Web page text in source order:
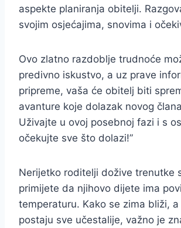
aspekte planiranja obitelji.
svojim osjećajima, snovima i
Ovo zlatno razdoblje trudnoće
predivno iskustvo, a uz prave
pripreme, vaša će obitelj biti
avanture koje dolazak novog
Uživajte u ovoj posebnoj fazi i s
očekujte sve što dolazi!”
Nerijetko roditelji dožive trenutke
primijete da njihovo dijete ima
temperaturu. Kako se zima bliži,
postaju sve učestalije, važno je